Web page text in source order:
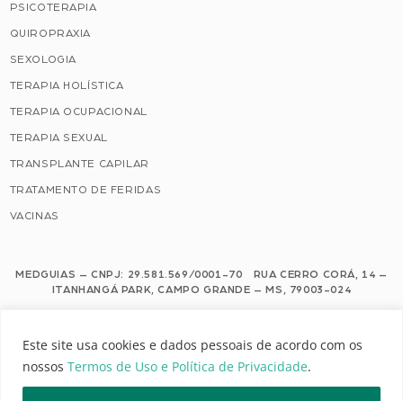
Este site usa cookies e dados pessoais de acordo com os
nossos Termos de Uso e Política de Privacidade.
PSICOTERAPIA
QUIROPRAXIA
SEXOLOGIA
TERAPIA HOLÍSTICA
TERAPIA OCUPACIONAL
TERAPIA SEXUAL
TRANSPLANTE CAPILAR
TRATAMENTO DE FERIDAS
VACINAS
MEDGUIAS – CNPJ: 29.581.569/0001-70 RUA CERRO CORÁ, 14 –
ITANHANGÁ PARK, CAMPO GRANDE – MS, 79003-024
Este site usa cookies e dados pessoais de acordo com os nossos Termos de
Uso e Política de Privacidade.
Configuração de Cookies